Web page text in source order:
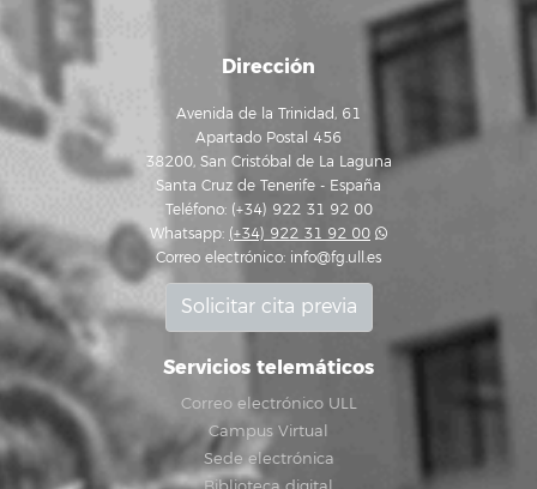
Dirección
Avenida de la Trinidad, 61
Apartado Postal 456
38200, San Cristóbal de La Laguna
Santa Cruz de Tenerife - España
Teléfono: (+34) 922 31 92 00
Whatsapp: (+34) 922 31 92 00
Correo electrónico: info@fg.ull.es
Solicitar cita previa
Servicios telemáticos
Correo electrónico ULL
Campus Virtual
Sede electrónica